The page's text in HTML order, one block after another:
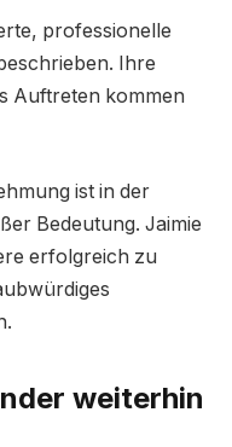
professionelle
Ihre
Auftreten kommen
ist in der
Bedeutung. Jaimie
erfolgreich zu
weiterhin